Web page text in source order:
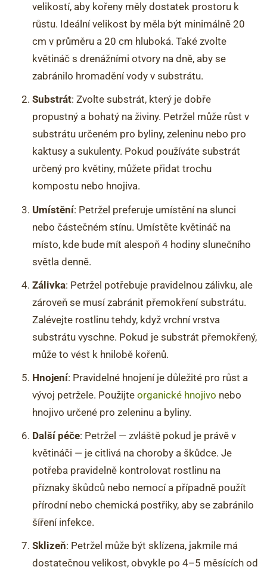
velikostí, aby kořeny měly dostatek prostoru k
růstu. Ideální velikost by měla být minimálně 20
cm v průměru a 20 cm hluboká. Také zvolte
květináč s drenážními otvory na dně, aby se
zabránilo hromadění vody v substrátu.
Substrát: Zvolte substrát, který je dobře
propustný a bohatý na živiny. Petržel může růst v
substrátu určeném pro byliny, zeleninu nebo pro
kaktusy a sukulenty. Pokud používáte substrát
určený pro květiny, můžete přidat trochu
kompostu nebo hnojiva.
Umístění: Petržel preferuje umístění na slunci
nebo částečném stínu. Umístěte květináč na
místo, kde bude mít alespoň 4 hodiny slunečního
světla denně.
Zálivka: Petržel potřebuje pravidelnou zálivku, ale
zároveň se musí zabránit přemokření substrátu.
Zalévejte rostlinu tehdy, když vrchní vrstva
substrátu vyschne. Pokud je substrát přemokřený,
může to vést k hnilobě kořenů.
Hnojení: Pravidelné hnojení je důležité pro růst a
vývoj petržele. Použijte organické hnojivo nebo
hnojivo určené pro zeleninu a byliny.
Další péče: Petržel — zvláště pokud je právě v
květináči — je citlivá na choroby a škůdce. Je
potřeba pravidelně kontrolovat rostlinu na
příznaky škůdců nebo nemocí a případně použít
přírodní nebo chemická postřiky, aby se zabránilo
šíření infekce.
Sklizeň: Petržel může být sklízena, jakmile má
dostatečnou velikost, obvykle po 4–5 měsících od